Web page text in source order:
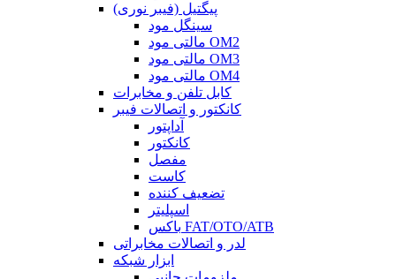
پیگتیل (فیبر نوری)
سینگل مود
مالتی مود OM2
مالتی مود OM3
مالتی مود OM4
کابل تلفن و مخابرات
کانکتور و اتصالات فیبر
آداپتور
کانکتور
مفصل
کاست
تضعیف کننده
اسپلیتر
باکس FAT/OTO/ATB
لدر و اتصالات مخابراتی
ابزار شبکه